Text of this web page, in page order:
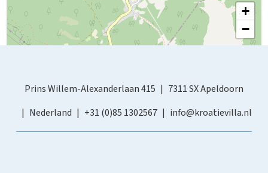
+
−
Prins Willem-Alexanderlaan 415
7311 SX Apeldoorn
Nederland
+31 (0)85 1302567 info@kroatievilla.nl